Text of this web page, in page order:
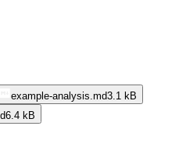
example-analysis.md3.1 kB
6.4 kB